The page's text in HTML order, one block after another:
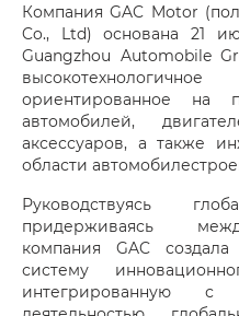
Компания GAC Motor
Co., Ltd) основана 21
Guangzhou Automobile
ориентированное на
автомобилей,
аксессуаров, а также
области
Руководствуясь
придерживаясь
компания GAC
систему
интегрированную с